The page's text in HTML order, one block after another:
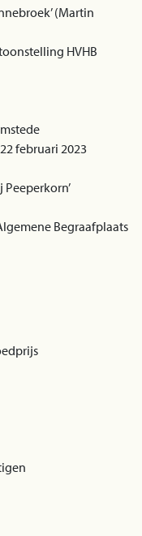
(Martin
HVHB
februari 2023
Begraafplaats